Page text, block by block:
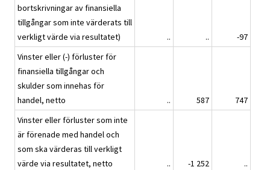
bortskrivningar av finansiella
tillgångar som inte värderats till
verkligt värde via resultatet)
.. ..
-97
Vinster eller (-) förluster för
finansiella tillgångar och
skulder som innehas för
handel, netto
.. 587
747
Vinster eller förluster som inte
är förenade med handel och
som ska värderas till verkligt
värde via resultatet, netto
.. -1 252
..